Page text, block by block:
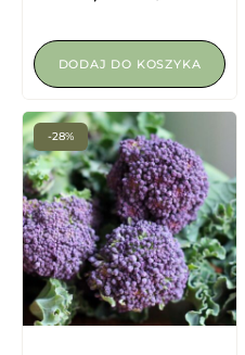
DODAJ DO KOSZYKA
-28%